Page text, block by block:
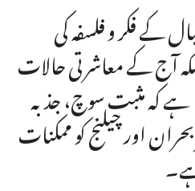
کے فکر و فلسفہ کی
آج کے معاشرتی حالات
ہے کہ مثبت سوچ، جذبہ
اور چیلنج کو ممکنات